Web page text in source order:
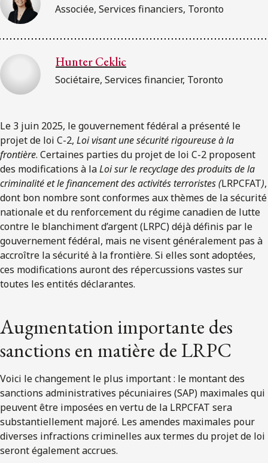
Associée, Services financiers, Toronto
Hunter Ceklic
Sociétaire, Services financier, Toronto
Le 3 juin 2025, le gouvernement fédéral a présenté le
projet de loi C-2, Loi visant une sécurité rigoureuse à la
frontière. Certaines parties du projet de loi C-2 proposent
des modifications à laLoi sur lerecyclage des produits de la
criminalité et le financement des activités terroristes (LRPCFAT),
dont bon nombre sont conformes aux thèmes de la sécurité
nationale et du renforcement du régime canadien de lutte
contre le blanchiment d’argent (LRPC) déjà définis par le
gouvernement fédéral, mais ne visent généralement pas à
accroître la sécurité à la frontière. Si elles sont adoptées,
ces modifications auront des répercussions vastes sur
toutes les entités déclarantes.
Augmentation importante des
sanctions en matière de LRPC
Voici le changement le plus important : le montant des
sanctions administratives pécuniaires (SAP) maximales qui
peuvent être imposées en vertu de la LRPCFAT sera
substantiellement majoré. Les amendes maximales pour
diverses infractions criminelles aux termes du projet de loi
seront également accrues.